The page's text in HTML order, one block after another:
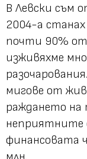
В Левски съм
2004-а
почти 90%
изживяхме
мигове от
раждането
неприятните
финансовата